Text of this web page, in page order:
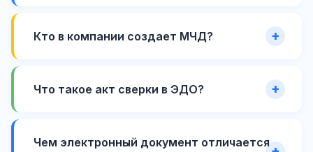
Кто в компании создает МЧД?
Что такое акт сверки в ЭДО?
Чем электронный документ отличается